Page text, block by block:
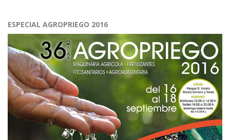
ESPECIAL AGROPRIEGO 2016